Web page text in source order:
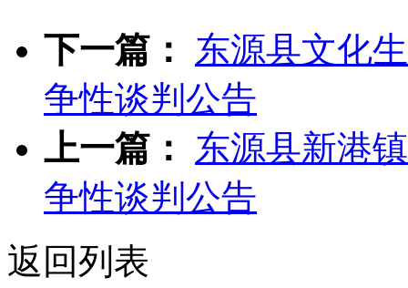
下一篇：
东源县文化
争性谈判公告
上一篇：
东源县新港
争性谈判公告
返回列表